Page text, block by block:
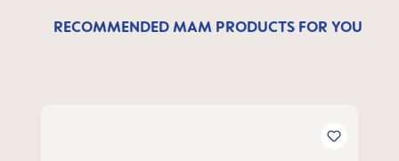
RECOMMENDED MAM PRODUCTS FOR YOU